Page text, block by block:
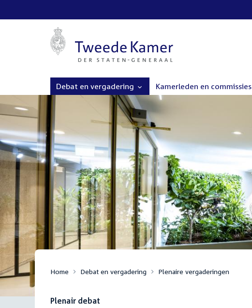
Debat en vergadering Kamerleden en commissies
Home Debat en vergadering Plenaire vergaderingen
Plenair debat